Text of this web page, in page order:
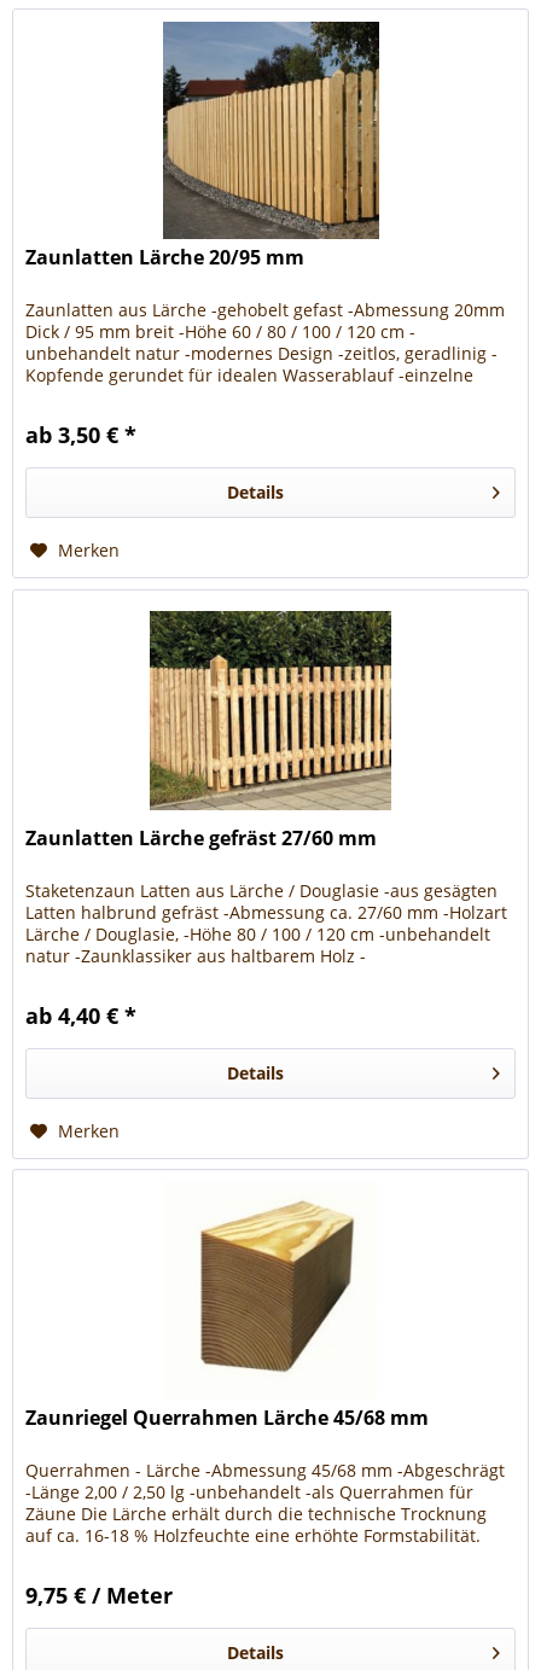
Zaunlatten Lärche 20/95 mm
Zaunlatten aus Lärche -gehobelt gefast -Abmessung 20mm
Dick / 95 mm breit -Höhe 60 / 80 / 100 / 120 cm -
unbehandelt natur -modernes Design -zeitlos, geradlinig -
Kopfende gerundet für idealen Wasserablauf -einzelne
ab 3,50 € *
Details
Merken
Zaunlatten Lärche gefräst 27/60 mm
Staketenzaun Latten aus Lärche / Douglasie -aus gesägten
Latten halbrund gefräst -Abmessung ca. 27/60 mm -Holzart
Lärche / Douglasie, -Höhe 80 / 100 / 120 cm -unbehandelt
natur -Zaunklassiker aus haltbarem Holz -
ab 4,40 € *
Details
Merken
Zaunriegel Querrahmen Lärche 45/68 mm
Querrahmen - Lärche -Abmessung 45/68 mm -Abgeschrägt
-Länge 2,00 / 2,50 lg -unbehandelt -als Querrahmen für
Zäune Die Lärche erhält durch die technische Trocknung
auf ca. 16-18 % Holzfeuchte eine erhöhte Formstabilität.
9,75 € / Meter
Details